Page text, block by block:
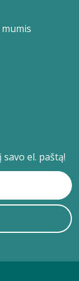
el. paštą!